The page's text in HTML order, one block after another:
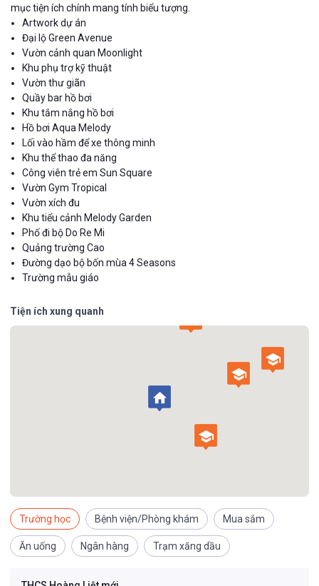
mục tiện ích chính mang tính biểu tượng.
Artwork dự án
Đại lộ Green Avenue
Vườn cảnh quan Moonlight
Khu phụ trợ kỹ thuật
Vườn thư giãn
Quầy bar hồ bơi
Khu tắm nắng hồ bơi
Hồ bơi Aqua Melody
Lối vào hầm để xe thông minh
Khu thể thao đa năng
Công viên trẻ em Sun Square
Vườn Gym Tropical
Vườn xích đu
Khu tiểu cảnh Melody Garden
Phố đi bộ Do Re Mi
Quảng trường Cao
Đường dạo bộ bốn mùa 4 Seasons
Trường mẫu giáo
Tiện ích xung quanh




Trường học Bệnh viện/Phòng khám Mua sắm
Ăn uống Ngân hàng Trạm xăng dầu